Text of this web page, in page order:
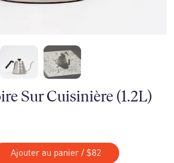
Sur Cuisinière (1.2L)
Ajouter au panier/ $82